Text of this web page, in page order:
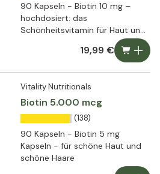
90 Kapseln - Biotin 10 mg –
hochdosiert: das
Schönheitsvitamin für Haut und
19,99 €
Vitality Nutritionals
Biotin 5.000 mcg
(138)
90 Kapseln - Biotin 5 mg
Kapseln - für schöne Haut und
schöne Haare